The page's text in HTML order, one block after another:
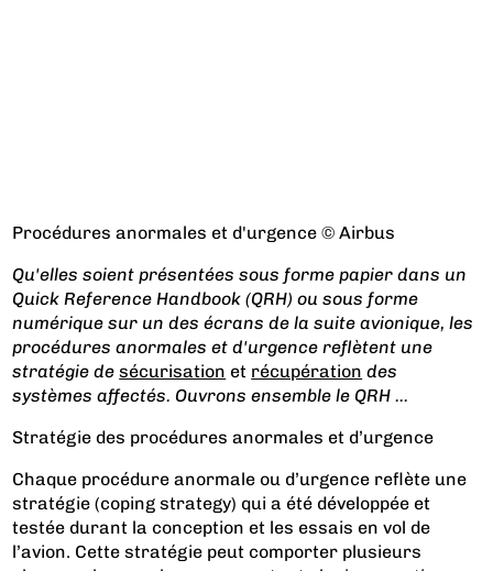
Procédures anormales et d'urgence © Airbus
Qu'elles soient présentées sous forme papier dans un
Quick Reference Handbook (QRH) ou sous forme
numérique sur un des écrans de la suite avionique, les
procédures anormales et d'urgence reflètent une
stratégie desécurisation et récupération des
systèmes affectés. Ouvrons ensemble le QRH ...
Stratégie des procédures anormales et d’urgence
Chaque procédure anormale ou d’urgence reflète une
stratégie (coping strategy) qui a été développée et
testée durant la conception et les essais en vol de
l’avion. Cette stratégie peut comporter plusieurs